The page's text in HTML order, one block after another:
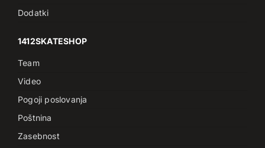
Dodatki
1412SKATESHOP
Team
Video
Pogoji poslovanja
Poštnina
Zasebnost